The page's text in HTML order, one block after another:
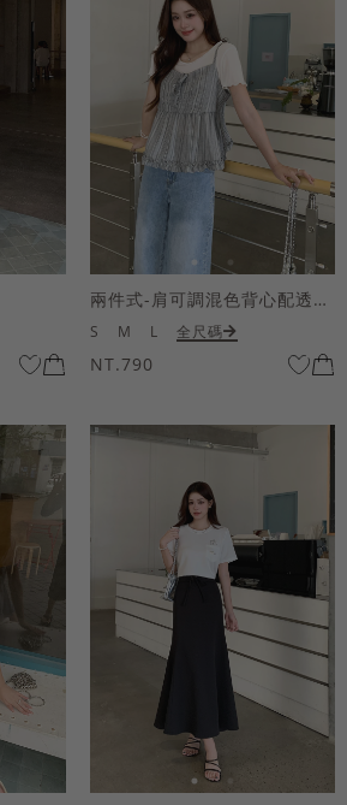
兩件式-肩可調混色背心配透膚短袖上衣
S M L 全尺碼
NT.790